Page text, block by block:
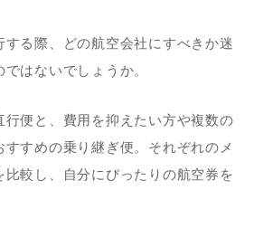
する際、どの航空会社にすべきか迷
はないでしょうか。
行便と、費用を抑えたい方や複数の
すめの乗り継ぎ便。それぞれのメ
比較し、自分にぴったりの航空券を